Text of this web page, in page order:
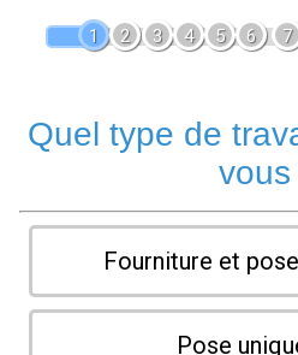
1 2 3 4 5 6 7
Quel type de
vous
Fourniture et
Pose